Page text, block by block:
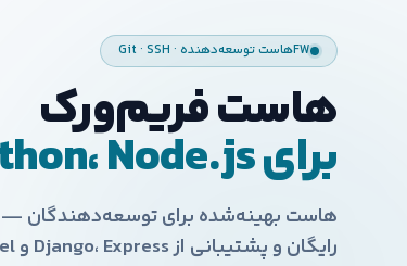
FWهاست توسعه‌دهنده · Git · SSH
هاست فریم‌ورک
برای Python، Node.js و Laravel
رایگان و پشتیبانی از Django، Express و Laravel.